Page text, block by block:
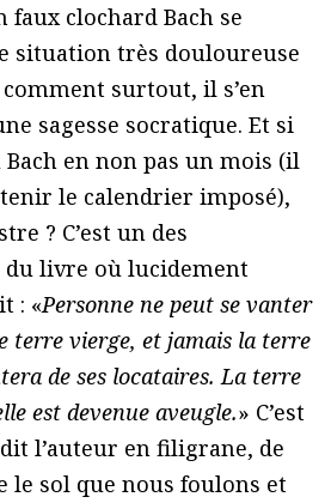
faux clochard Bach se
situation très douloureuse
surtout, il s’en
sagesse socratique. Et si
en non pas un mois (il
le calendrier imposé),
? C’est un des
livre où lucidement
: «Personne ne peut se vanter
terre vierge, et jamais la terre
de ses locataires. La terre
est devenue aveugle.» C’est
l’auteur en filigrane, de
le sol que nous foulons et